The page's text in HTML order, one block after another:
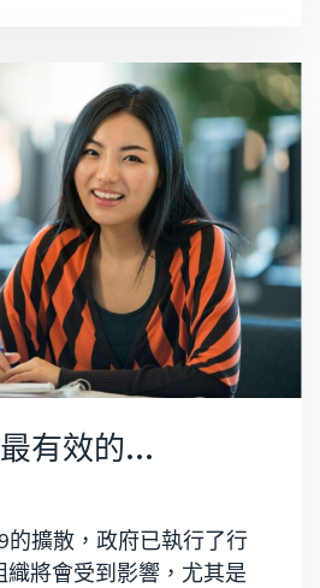
在家工作 – 最有效的執行之道
的擴散，政府已執行了行
將會受到影響，尤其是